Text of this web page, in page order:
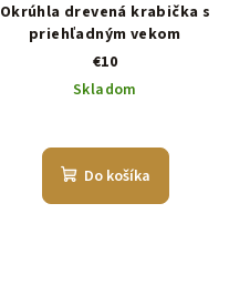
Okrúhla drevená krabička s
priehľadným vekom
€10
Skladom
Do košíka